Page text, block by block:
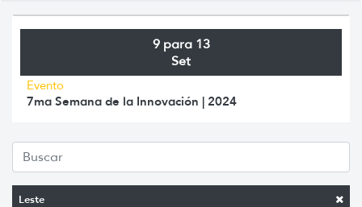
Leste
9 para 13
Set
Evento
7ma Semana de la Innovación | 2024